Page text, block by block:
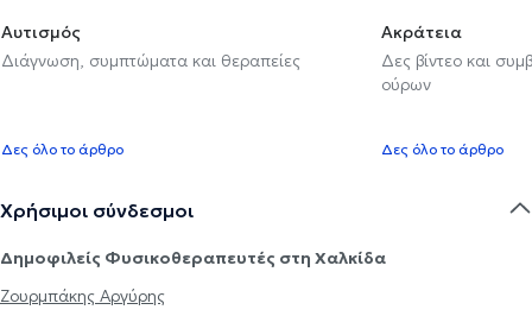
Αυτισμός
Διάγνωση, συμπτώματα και θεραπείες
Δες όλο το άρθρο
Ακράτεια
Δες βίντεο και
ούρων
Δες όλο το άρθρο
Χρήσιμοι σύνδεσμοι
Δημοφιλείς Φυσικοθεραπευτές στη Χαλκίδα
Ζουρμπάκης Αργύρης